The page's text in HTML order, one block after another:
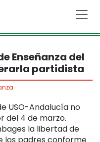
Enseñanza del
partidista
USO-Andalucía no
del 4 de marzo.
la libertad de